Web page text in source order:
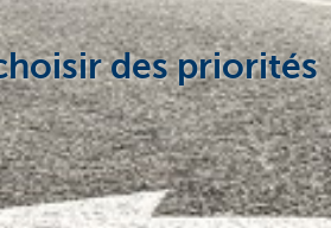
des priorités